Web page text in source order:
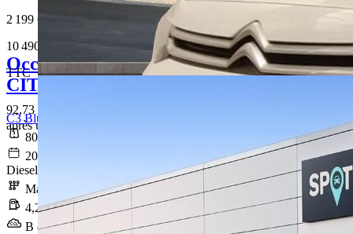
2 199 €
10 490 €
TTC
92,73 € /Mois
après un premier loyer de 3 147 €
Occasion
CITROEN C3
C3 BlueHDi 100 S&S BVM6 Feel
80 824 km
2020-12-18
Diesel
Manuelle
4,2 l/100km
B (111 g/km)